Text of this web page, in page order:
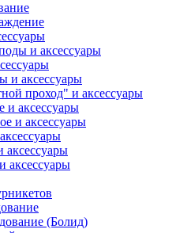
и аксессуары
и аксессуары
проход" и аксессуары
и аксессуары
и аксессуары
аксессуары
аксессуары
(Болид)